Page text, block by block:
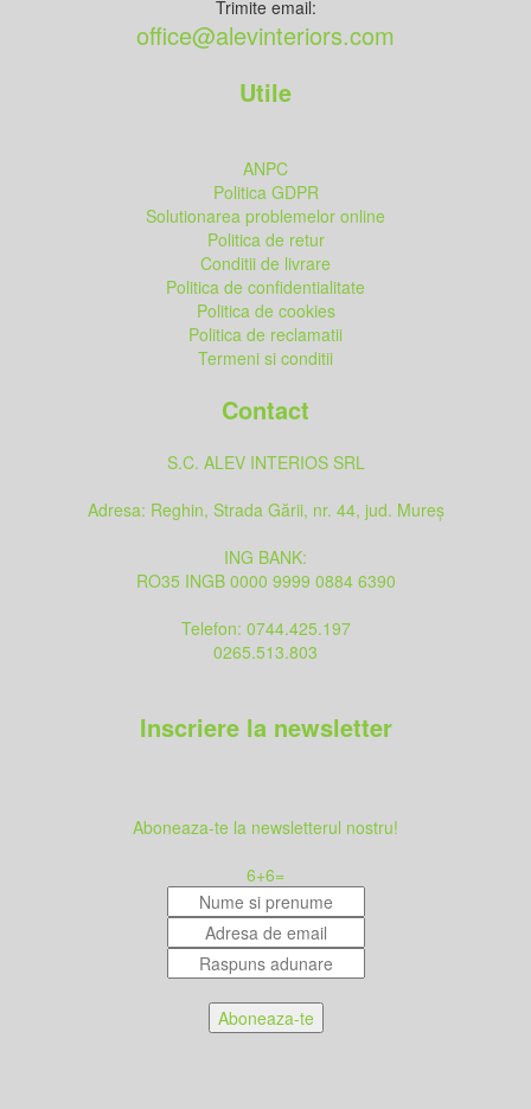
Trimite email:
office@alevinteriors.com
Utile
ANPC
Politica GDPR
Solutionarea problemelor online
Politica de retur
Conditii de livrare
Politica de confidentialitate
Politica de cookies
Politica de reclamatii
Termeni si conditii
Contact
S.C. ALEV INTERIOS SRL
Adresa: Reghin, Strada Gării, nr. 44, jud. Mureș
ING BANK:
RO35 INGB 0000 9999 0884 6390
Telefon: 0744.425.197
0265.513.803
Inscriere la newsletter
Aboneaza-te la newsletterul nostru!
6+6=